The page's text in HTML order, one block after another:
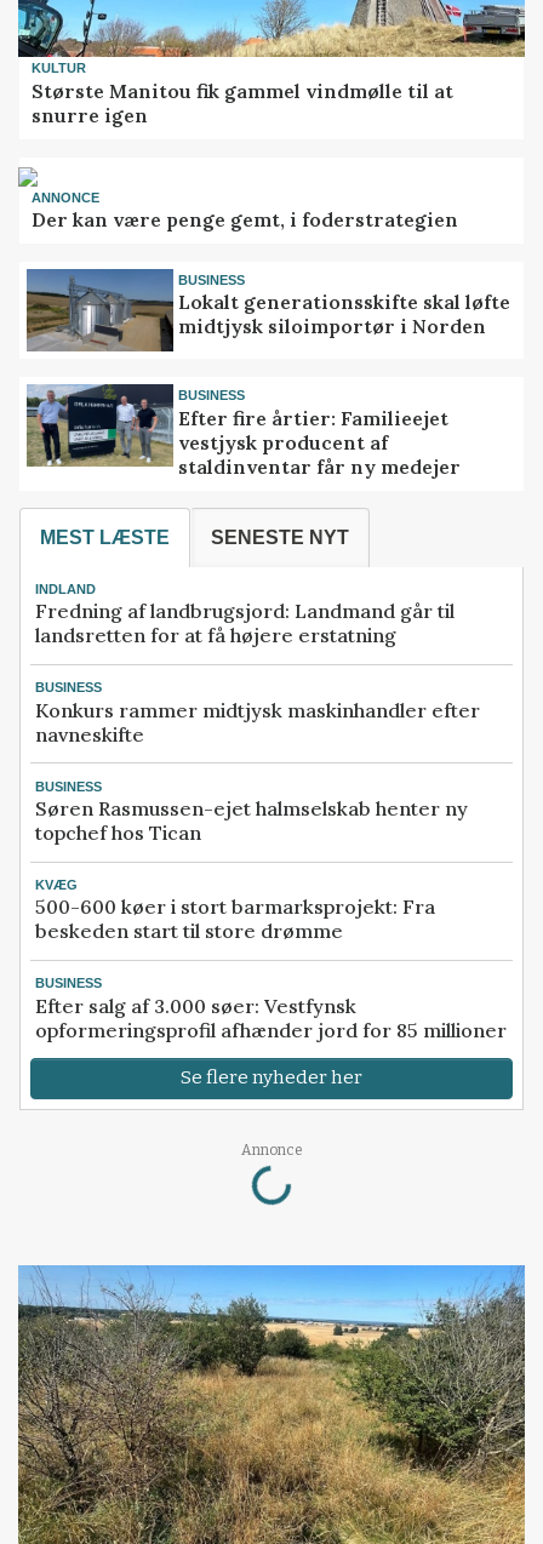
KULTUR
Største Manitou fik gammel vindmølle til at
snurre igen
ANNONCE
Der kan være penge gemt, i foderstrategien
BUSINESS
Lokalt generationsskifte skal løfte
midtjysk siloimportør i Norden
BUSINESS
Efter fire årtier: Familieejet
vestjysk producent af
staldinventar får ny medejer
MEST LÆSTE SENESTE NYT
INDLAND
Fredning af landbrugsjord: Landmand går til
landsretten for at få højere erstatning
BUSINESS
Konkurs rammer midtjysk maskinhandler efter
navneskifte
BUSINESS
Søren Rasmussen-ejet halmselskab henter ny
topchef hos Tican
KVÆG
500-600 køer i stort barmarksprojekt: Fra
beskeden start til store drømme
BUSINESS
Efter salg af 3.000 søer: Vestfynsk
opformeringsprofil afhænder jord for 85 millioner
Se flere nyheder her
Annonce
Loading...